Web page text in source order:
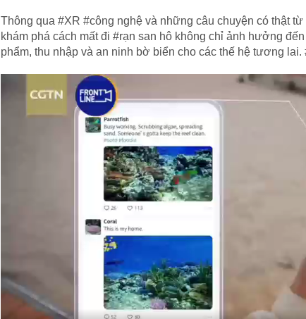
Thông qua #XR #công nghệ và những câu chuyện có thật
khám phá cách mất đi #rạn san hô không chỉ ảnh hưởng
phẩm, thu nhập và an ninh bờ biển cho các thế hệ tương lai.